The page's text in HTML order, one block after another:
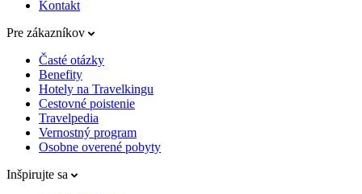
Kontakt
Pre zákazníkov
Časté otázky
Benefity
Hotely na Travelkingu
Cestovné poistenie
Travelpedia
Vernostný program
Osobne overené pobyty
Inšpirujte sa